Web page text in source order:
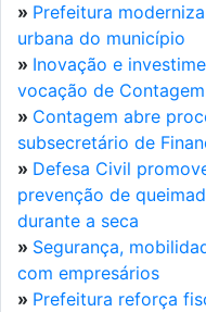
» Prefeitura
urbana do município
» Inovação e
vocação de
» Contagem abre
subsecretário de
» Defesa Civil
prevenção de
durante a seca
» Segurança,
com empresários
» Prefeitura reforça